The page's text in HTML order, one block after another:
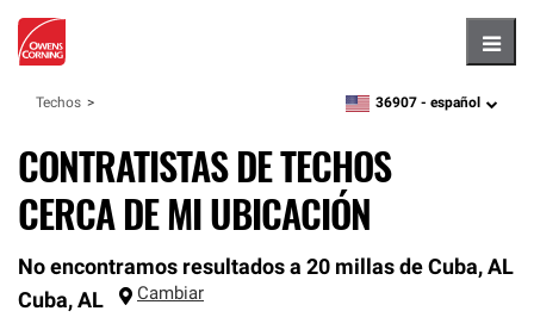
Techos zipcode,language
36907 - español
CONTRATISTAS DE TECHOS
CERCA DE MI UBICACIÓN
No encontramos resultados a 20 millas de Cuba, AL
Cuba, AL Cambiar